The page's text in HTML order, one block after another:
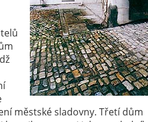
městské sladovny. Třetí dům